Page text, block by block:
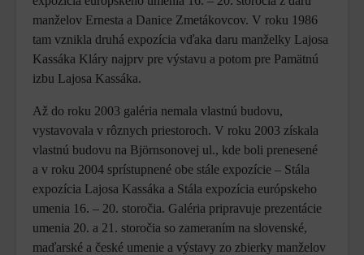
manželov Ernesta a Danice Zmetákovcov. V roku 1986
tam vznikla druhá expozícia vďaka daru manželky Lajosa
Kassáka Kláry najprv pre výstavu a potom pre Pamätnú
izbu Lajosa Kassáka.
Až do roku 2003 galéria nemala vlastnú budovu,
vystavovala v rôznych priestoroch. V roku 2003 získala
vlastnú budovu na Björnsonovej ul., kde boli prenesené
a v roku 2004 sprístupnené obe stále expozície – Stála
expozícia Lajosa Kassáka a Stála expozícia európskeho
umenia 16. – 20. storočia. Galéria pripravuje prezentácie
umenia 20. a 21. storočia so zameraním na slovenské,
maďarské a české umenie a výstavy zo zbierky manželov